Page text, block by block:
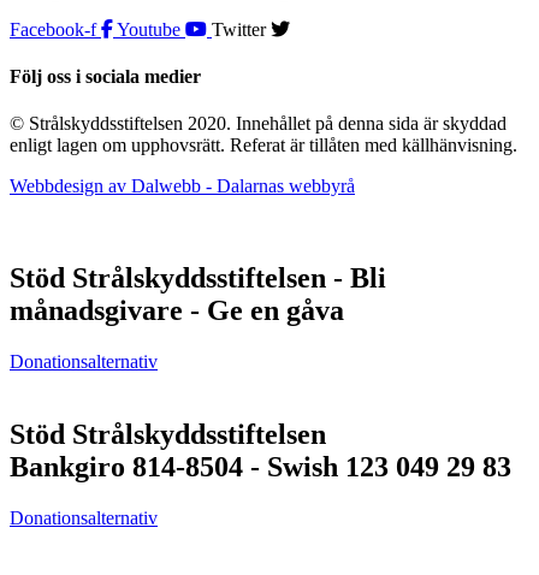
Facebook-f
Youtube Twitter
Följ oss i sociala medier
© Strålskyddsstiftelsen 2020. Innehållet på denna sida är skyddad
enligt lagen om upphovsrätt. Referat är tillåten med källhänvisning.
Webbdesign av Dalwebb - Dalarnas webbyrå
Stöd Strålskyddsstiftelsen - Bli
månadsgivare - Ge en gåva
Donationsalternativ
Stöd Strålskyddsstiftelsen
Bankgiro 814-8504 - Swish 123 049 29 83
Donationsalternativ